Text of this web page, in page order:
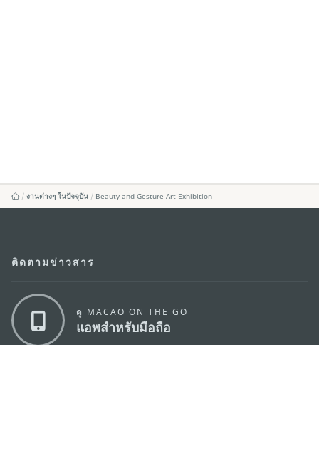
งานต่างๆ ในปัจจุบัน Beauty and Gesture Art Exhibition
ติดตามข่าวสาร
ดู MACAO ON THE GO
แอพสำหรับมือถือ